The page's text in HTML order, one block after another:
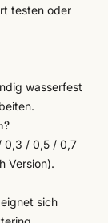
testen oder
wasserfest
0,3 / 0,5 / 0,7
Version).
sich